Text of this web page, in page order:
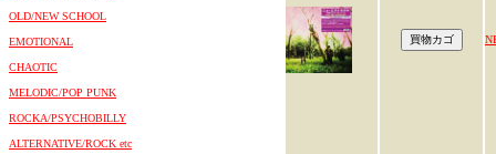
OLD/NEW SCHOOL
EMOTIONAL
CHAOTIC
MELODIC/POP PUNK
ROCKA/PSYCHOBILLY
ALTERNATIVE/ROCK etc